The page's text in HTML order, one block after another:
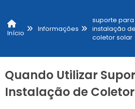
Início
Informações
suporte para
instalação de
coletor solar
Quando Utilizar
Instalação de